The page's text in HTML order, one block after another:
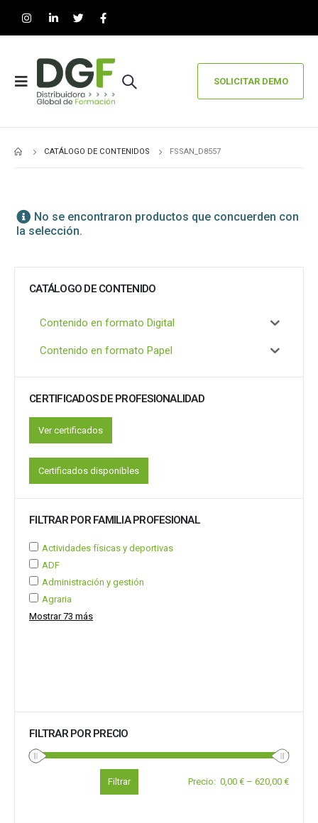
SOLICITAR DEMO
CATÁLOGO DE CONTENIDOS FSSAN_D8557
No se encontraron productos que concuerden con
la selección.
CATÁLOGO DE CONTENIDO
Contenido en formato Digital
Contenido en formato Papel
CERTIFICADOS DE PROFESIONALIDAD
Ver certificados
Certificados disponibles
FILTRAR POR FAMILIA PROFESIONAL
Actividades físicas y deportivas
ADF
Administración y gestión
Agraria
Mostrar 73 más
FILTRAR POR PRECIO
Filtrar Precio: 0,00 € – 620,00 €